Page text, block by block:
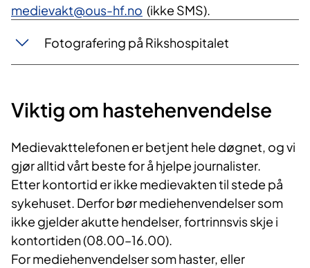
medievakt@ous-hf.no (ikke SMS).
Fotografering på Rikshospitalet
Viktig om hastehenvendelse
Medievakttelefonen er betjent hele døgnet, og vi
gjør alltid vårt beste for å hjelpe journalister.
Etter kontortid er ikke medievakten til stede på
sykehuset. Derfor bør mediehenvendelser som
ikke gjelder akutte hendelser, fortrinnsvis skje i
kontortiden (08.00–16.00).
For mediehenvendelser som haster, eller